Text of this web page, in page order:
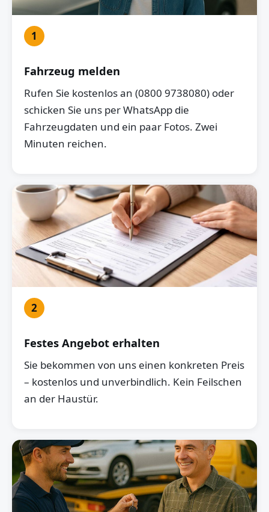
1
Fahrzeug melden
Rufen Sie kostenlos an (0800 9738080) oder
schicken Sie uns per WhatsApp die
Fahrzeugdaten und ein paar Fotos. Zwei
Minuten reichen.
2
Festes Angebot erhalten
Sie bekommen von uns einen konkreten Preis
– kostenlos und unverbindlich. Kein Feilschen
an der Haustür.